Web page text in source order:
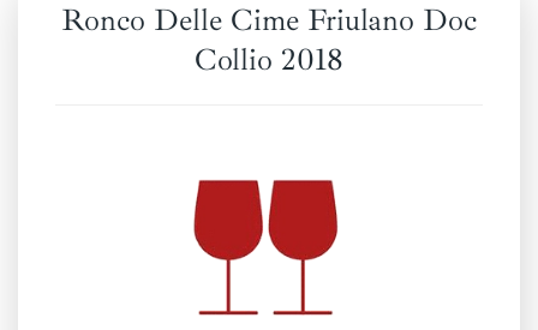
Ronco Delle Cime Friulano Doc
Collio 2018